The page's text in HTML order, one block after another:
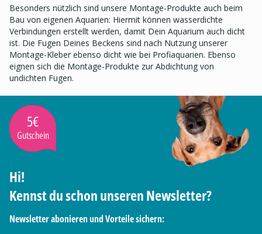
Besonders nützlich sind unsere Montage-Produkte auch beim
Bau von eigenen Aquarien: Hiermit können wasserdichte
Verbindungen erstellt werden, damit Dein Aquarium auch dicht
ist. Die Fugen Deines Beckens sind nach Nutzung unserer
Montage-Kleber ebenso dicht wie bei Profiaquarien. Ebenso
eignen sich die Montage-Produkte zur Abdichtung von
undichten Fugen.
5€
Gutschein
Hi!
Kennst du schon unseren Newsletter?
Newsletter abonieren und Vorteile sichern: